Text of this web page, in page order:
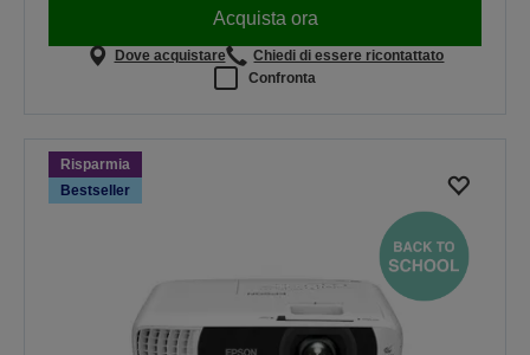
Acquista ora
Dove acquistare
Chiedi di essere ricontattato
Confronta
Risparmia
Bestseller